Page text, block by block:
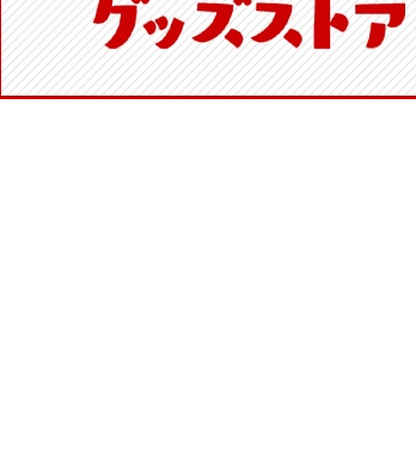
抗菌食洗機対応 ふ
ふわっとフタタイト
マスコット入